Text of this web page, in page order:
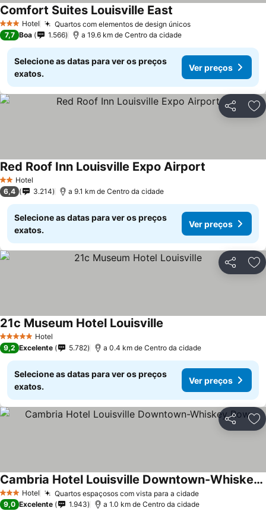
3 EstrelasHotel Quartos com elementos de design únicos
Comfort Suites Louisville East
7,7 Boa 1.566 a 19.6 km de Centro da cidade
Selecione as datas para ver os preços
exatos.
Ver preços
Partilhar
2 Estrelas
Hotel
Red Roof Inn Louisville Expo Airport
6,4 3.214 a 9.1 km de Centro da cidade
Selecione as datas para ver os preços
exatos.
Ver preços
Partilhar
5 Estrelas Hotel
21c Museum Hotel Louisville
9,2 Excelente 5.782 a 0.4 km de Centro da cidade
Selecione as datas para ver os preços
exatos.
Ver preços
Partilhar
3 EstrelasHotel Quartos espaçosos com vista para a cidade
Cambria Hotel Louisville Downtown-Whiskey Row
9,0 Excelente 1.943 a 1.0 km de Centro da cidade